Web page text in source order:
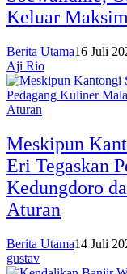
Keluar
Berita Utama16 Juli
Aji Rio
Meskipun
Eri Tegaskan
Kedungdoro
Aturan
Berita Utama14 Juli
gustav